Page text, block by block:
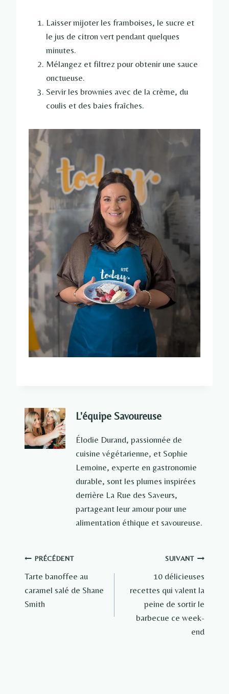
Laisser mijoter les framboises, le sucre et
le jus de citron vert pendant quelques
minutes.
Mélangez et filtrez pour obtenir une sauce
onctueuse.
Servir les brownies avec de la crème, du
coulis et des baies fraîches.
L'équipe Savoureuse
Élodie Durand, passionnée de
cuisine végétarienne, et Sophie
Lemoine, experte en gastronomie
durable, sont les plumes inspirées
derrière La Rue des Saveurs,
partageant leur amour pour une
alimentation éthique et savoureuse.
Navigation
de
l’article
PRÉCÉDENT
Tarte banoffee au
caramel salé de Shane
Smith
SUIVANT
10 délicieuses
recettes qui valent la
peine de sortir le
barbecue ce week-
end